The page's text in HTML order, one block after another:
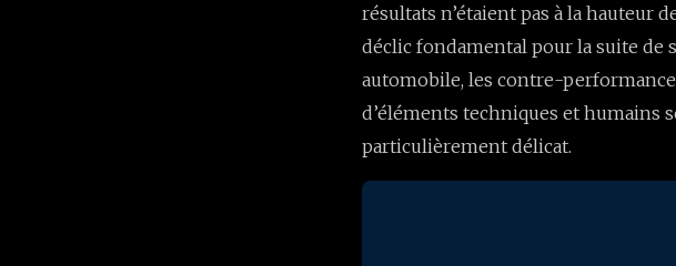
résultats n’étaient pas à la hauteur
déclic fondamental pour la suite de
automobile, les contre-
d’éléments techniques et humains
particulièrement délicat.